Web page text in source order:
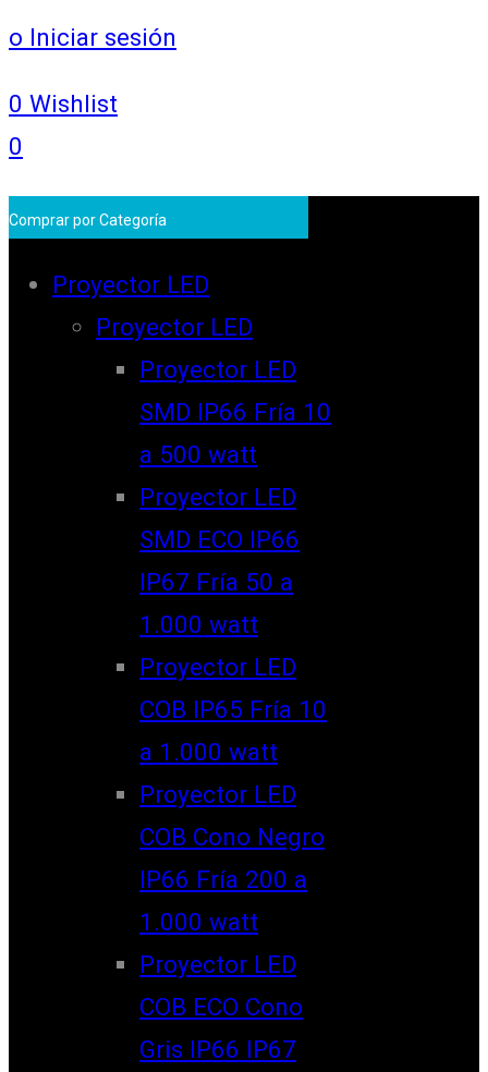
o Iniciar sesión
0 Wishlist
0
Comprar por Categoría
Proyector LED
Proyector LED
Proyector LED
SMD IP66 Fría 10
a 500 watt
Proyector LED
SMD ECO IP66
IP67 Fría 50 a
1.000 watt
Proyector LED
COB IP65 Fría 10
a 1.000 watt
Proyector LED
COB Cono Negro
IP66 Fría 200 a
1.000 watt
Proyector LED
COB ECO Cono
Gris IP66 IP67